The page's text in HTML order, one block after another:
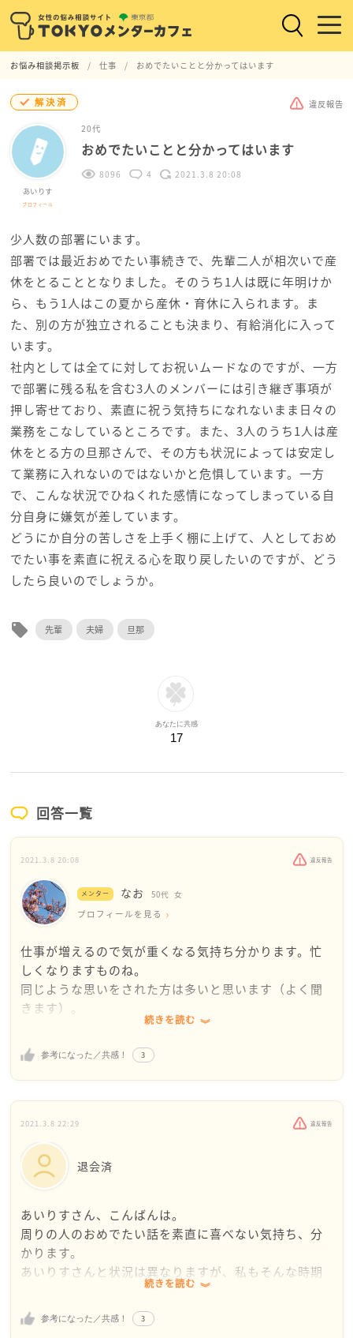
お悩み相談掲示板 仕事 おめでたいことと分かってはいます
解決済 違反報告
あいりす
プロフィール
20代
おめでたいことと分かってはいます
8096 4 2021.3.8 20:08
少人数の部署にいます。
部署では最近おめでたい事続きで、先輩二人が相次いで産
休をとることとなりました。そのうち1人は既に年明けか
ら、もう1人はこの夏から産休・育休に入られます。ま
た、別の方が独立されることも決まり、有給消化に入って
います。
社内としては全てに対してお祝いムードなのですが、一方
で部署に残る私を含む3人のメンバーには引き継ぎ事項が
押し寄せており、素直に祝う気持ちになれないまま日々の
業務をこなしているところです。また、3人のうち1人は産
休をとる方の旦那さんで、その方も状況によっては安定し
て業務に入れないのではないかと危惧しています。一方
で、こんな状況でひねくれた感情になってしまっている自
分自身に嫌気が差しています。
どうにか自分の苦しさを上手く棚に上げて、人としておめ
でたい事を素直に祝える心を取り戻したいのですが、どう
したら良いのでしょうか。
local_offer 先輩 夫婦 旦那
あなたに共感
17
回答一覧
2021.3.8 20:08 違反報告
メンター なお 50代 女
プロフィールを見る
仕事が増えるので気が重くなる気持ち分かります。忙
しくなりますものね。
同じような思いをされた方は多いと思います（よく聞
きます）。
そう思うのは素直な気持ちですし、無理のない範囲で
仕事をこなしていくと、その姿を見ている人はいま
す。仕事で新たな道が開けるかもしれません。
また、自分自身もいつ何が起こるかわかりません。体
調を崩したり介護等が急に起こることもあります。現
在、他の方の分までやっているのが、そのような時に
代わりにお願いできるようになるかもしれません。
ただ、無理をするのはよくないので、上司等で仕事が
増えたこと等を理解してもらうのは大事ですね。体調
には気を付けてください。
続きを読む
参考になった／共感！ 3
2021.3.8 22:29 違反報告
退会済
あいりすさん、こんばんは。
周りの人のおめでたい話を素直に喜べない気持ち、分
かります。
あいりすさんと状況は異なりますが、私もそんな時期
私の場合は、自分自身が不妊治療をしていた時期に、
他人のおめでた(妊娠)を全く喜べませんでした。
続きを読む
参考になった／共感！ 3